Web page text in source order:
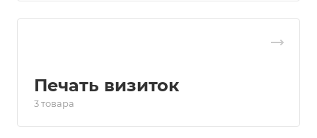
Печать визиток
3 товара